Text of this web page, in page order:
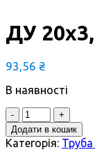
ДУ
93,56 ₴
В наявності
Quantity
Додати в кошик
Категорія: